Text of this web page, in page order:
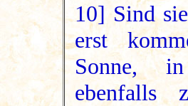
10] Sind
erst
Sonne,
ebenfalls